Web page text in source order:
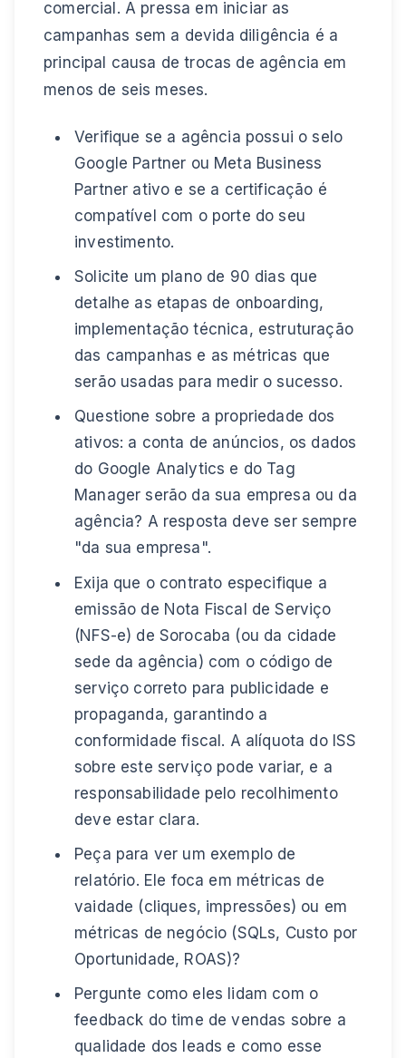
comercial. A pressa em iniciar as
campanhas sem a devida diligência é a
principal causa de trocas de agência em
menos de seis meses.
Verifique se a agência possui o selo
Google Partner ou Meta Business
Partner ativo e se a certificação é
compatível com o porte do seu
investimento.
Solicite um plano de 90 dias que
detalhe as etapas de onboarding,
implementação técnica, estruturação
das campanhas e as métricas que
serão usadas para medir o sucesso.
Questione sobre a propriedade dos
ativos: a conta de anúncios, os dados
do Google Analytics e do Tag
Manager serão da sua empresa ou da
agência? A resposta deve ser sempre
"da sua empresa".
Exija que o contrato especifique a
emissão de Nota Fiscal de Serviço
(NFS-e) de Sorocaba (ou da cidade
sede da agência) com o código de
serviço correto para publicidade e
propaganda, garantindo a
conformidade fiscal. A alíquota do ISS
sobre este serviço pode variar, e a
responsabilidade pelo recolhimento
deve estar clara.
Peça para ver um exemplo de
relatório. Ele foca em métricas de
vaidade (cliques, impressões) ou em
métricas de negócio (SQLs, Custo por
Oportunidade, ROAS)?
Pergunte como eles lidam com o
feedback do time de vendas sobre a
qualidade dos leads e como esse